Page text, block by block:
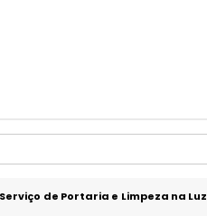
Serviço de Portaria e Limpeza na Luz